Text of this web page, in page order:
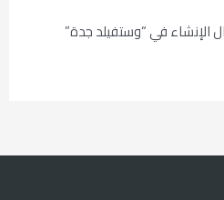
الإنشاء في “وستفيلد جدة”